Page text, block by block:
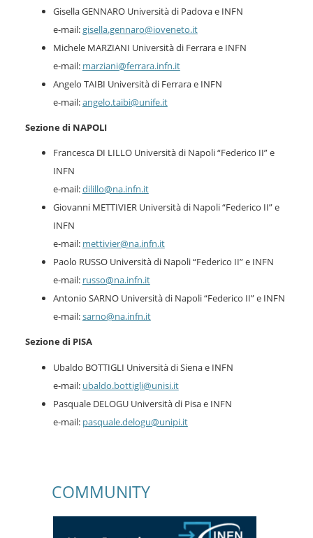
Gisella GENNARO Università di Padova e INFN
e-mail:gisella.gennaro@ioveneto.it
Michele MARZIANI Università di Ferrara e INFN
e-mail: marziani@ferrara.infn.it
Angelo TAIBI Università di Ferrara e INFN
e-mail:angelo.taibi@unife.it
Sezione di NAPOLI
Francesca DI LILLO Università di Napoli “Federico II” e
INFN
e-mail:dilillo@na.infn.it
Giovanni METTIVIER Università di Napoli “Federico II” e
INFN
e-mail: mettivier@na.infn.it
Paolo RUSSO Università di Napoli “Federico II” e INFN
e-mail: russo@na.infn.it
Antonio SARNO Università di Napoli “Federico II” e INFN
e-mail:sarno@na.infn.it
Sezione di PISA
Ubaldo BOTTIGLI Università di Siena e INFN
e-mail: ubaldo.bottigli@unisi.it
Pasquale DELOGU Università di Pisa e INFN
e-mail: pasquale.delogu@unipi.it
COMMUNITY